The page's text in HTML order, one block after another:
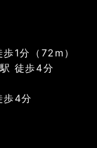
1分（72m）
徒歩4分
歩4分